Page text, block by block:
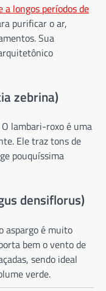
a longos períodos de
purificar o ar,
Sua
zebrina)
lambari-roxo é uma
Ele traz tons de
pouquíssima
densiflorus)
aspargo é muito
bem o vento de
sendo ideal
verde.